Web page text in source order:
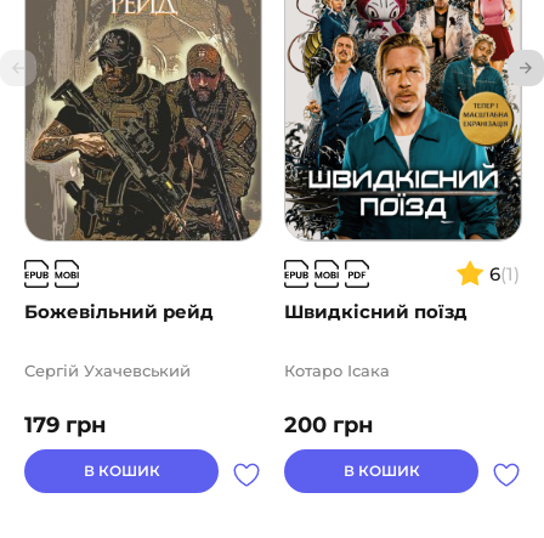
знято однойменний фільм, який був у прокаті
наприкінці 2018 року.
Божевільний рейд
179 грн
Сергій Ухачевський
В КОШИК
6(1)
Швидкісний поїзд
200 грн
Котаро Ісака
В КОШИК